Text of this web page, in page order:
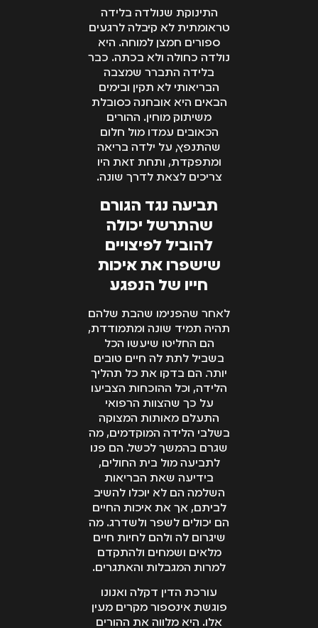
התינוקת שנולדה בלידה
טראומתית לא קיבלה לרגעים
ספורים חמצן למוחה. היא
נולדה כחולה ולא בכתה. כבר
בלידה התברר שמצבה
הבריאותי לא תקין ובימים
הבאים היא אובחנה כסובלת
משיתוק מוחין. ההורים
הכאובים עמדו מול חלום
שהתנפץ, על ילדה בריאה
ומתפקדת, ותחת זאת היו
צריכים לצאת לדרך שונה.
תביעה נגד הגורם
שהתרשל יכולה
להוביל לפיצויים
שישפרו את איכות
חייו של הנפגע
לאחר שהפנימו שהבת שלהם
תהיה תמיד שונה ומתמודדת,
הם החליטו שיעשו הכל
בשביל לתת לה חיים טובים
יותר. הם בדקו את כל תהליך
הלידה, וכל ההוכחות הצביעו
על כך שהצוות הרפואי
התעלם מאותות המצוקה
בשלבי הלידה המוקדמים, מה
שגרם בהמשך לכשל. הם פנו
לתביעה מול בית החולים,
בידיעה שאת הבריאות
השלמה הם לא יוכלו להשיב
לביתם, אך את איכות החיים
הם יכולים לשפר ולשדרג. מה
שיגרום לה ולהם לחיות חיים
מלאים ושמחים ולהתקדם
למרות המגבלות והאתגרים.
עורכת הדין דקלה ואנונו
פוגשת אינספור מקרים מעין
אלו. היא מלווה את ההורים